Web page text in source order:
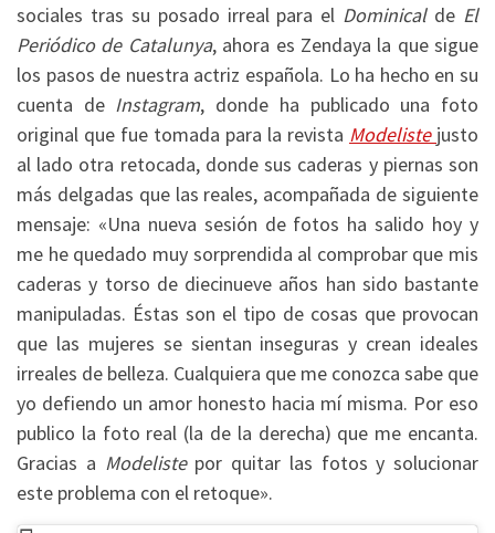
sociales tras su posado irreal para el Dominicalde El
Periódico de Catalunya, ahora es Zendaya la que sigue
los pasos de nuestra actriz española. Lo ha hecho en su
cuenta de Instagram, donde ha publicado una foto
original que fue tomada para la revista Modeliste justo
al lado otra retocada, donde sus caderas y piernas son
más delgadas que las reales, acompañada de siguiente
mensaje: «Una nueva sesión de fotos ha salido hoy y
me he quedado muy sorprendida al comprobar que mis
caderas y torso de diecinueve años han sido bastante
manipuladas. Éstas son el tipo de cosas que provocan
que las mujeres se sientan inseguras y crean ideales
irreales de belleza. Cualquiera que me conozca sabe que
yo defiendo un amor honesto hacia mí misma. Por eso
publico la foto real (la de la derecha) que me encanta.
Gracias a Modelistepor quitar las fotos y solucionar
este problema con el retoque».